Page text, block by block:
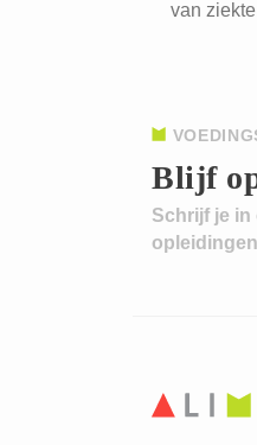
van
Blijf
Schrijf je in